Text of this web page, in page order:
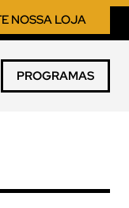
NOSSA LOJA
PROGRAMAS